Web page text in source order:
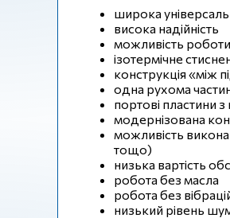
широка
висока надійність
можливість роботи
ізотермічне
конструкція «між
одна рухома
портові пластини
модернізована
можливість
тощо)
низька вартість
робота без масла
робота без
низький рівень